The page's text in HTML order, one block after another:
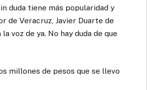
duda tiene más popularidad y
de Veracruz, Javier Duarte de
voz de ya. No hay duda de que
millones de pesos que se llevo